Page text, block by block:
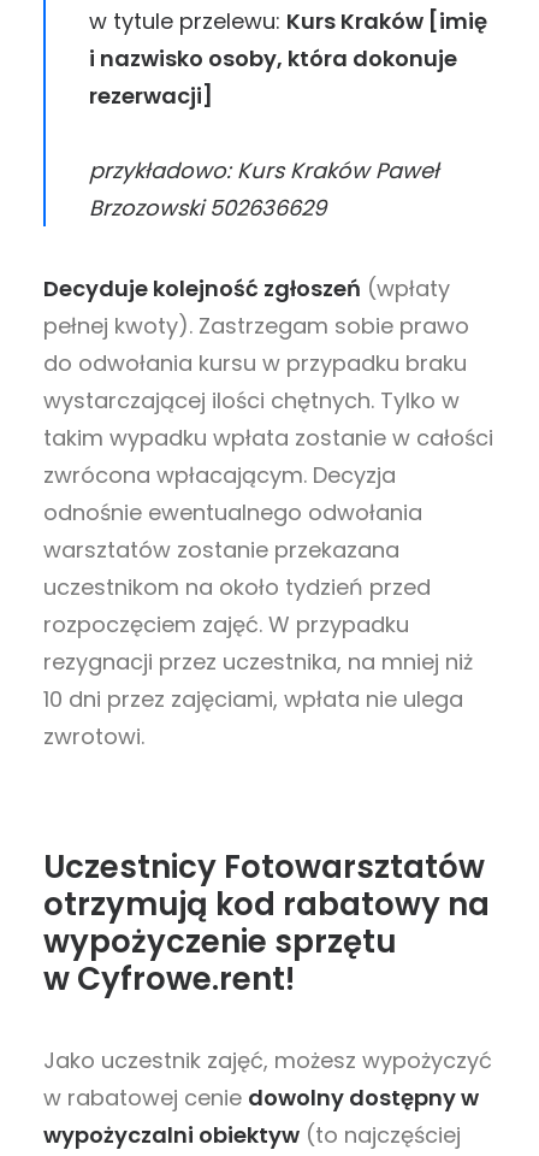
w tytule przelewu: Kurs Kraków [imię
i nazwisko osoby, która dokonuje
rezerwacji]
przykładowo: Kurs Kraków Paweł
Brzozowski 502636629
Decyduje kolejność zgłoszeń (wpłaty
pełnej kwoty). Zastrzegam sobie prawo
do odwołania kursu w przypadku braku
wystarczającej ilości chętnych. Tylko w
takim wypadku wpłata zostanie w całości
zwrócona wpłacającym. Decyzja
odnośnie ewentualnego odwołania
warsztatów zostanie przekazana
uczestnikom na około tydzień przed
rozpoczęciem zajęć. W przypadku
rezygnacji przez uczestnika, na mniej niż
10 dni przez zajęciami, wpłata nie ulega
zwrotowi.
Uczestnicy Fotowarsztatów
otrzymują kod rabatowy na
wypożyczenie sprzętu
w Cyfrowe.rent!
Jako uczestnik zajęć, możesz wypożyczyć
w rabatowej cenie dowolny dostępny w
wypożyczalni obiektyw (to najczęściej